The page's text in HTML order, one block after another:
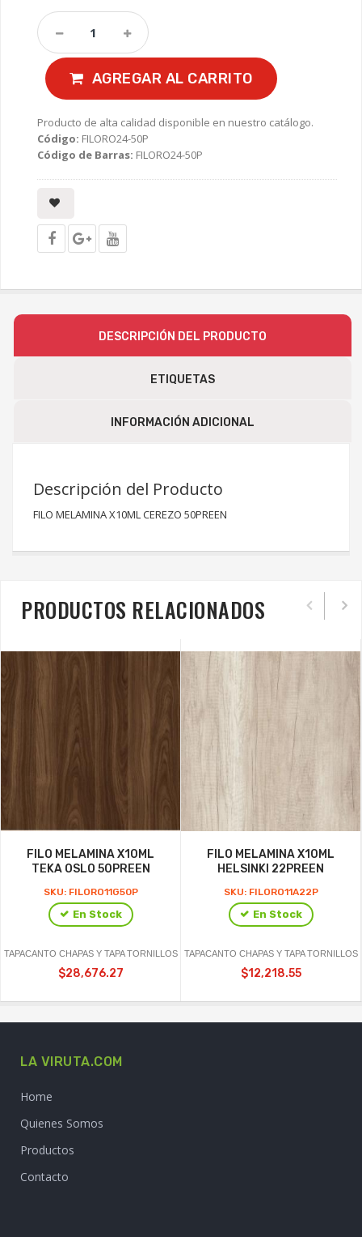
AGREGAR AL CARRITO
Producto de alta calidad disponible en nuestro catálogo.
Código: FILORO24-50P
Código de Barras: FILORO24-50P
DESCRIPCIÓN DEL PRODUCTO
ETIQUETAS
INFORMACIÓN ADICIONAL
Descripción del Producto
FILO MELAMINA X10ML CEREZO 50PREEN
PRODUCTOS RELACIONADOS
FILO MELAMINA X10ML
TEKA OSLO 50PREEN
SKU: FILORO11G50P
En Stock
TAPACANTO CHAPAS Y TAPA TORNILLOS
$28,676.27
FILO MELAMINA X10ML
HELSINKI 22PREEN
SKU: FILORO11A22P
En Stock
TAPACANTO CHAPAS Y TAPA TORNILLOS
$12,218.55
LA VIRUTA.COM
Home
Quienes Somos
Productos
Contacto